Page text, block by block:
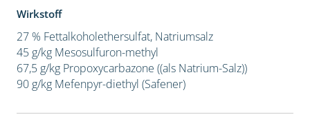
Wirkstoff
27 % Fettalkoholethersulfat, Natriumsalz
45 g/kg Mesosulfuron-methyl
67,5 g/kg Propoxycarbazone ((als Natrium-Salz))
90 g/kg Mefenpyr-diethyl (Safener)